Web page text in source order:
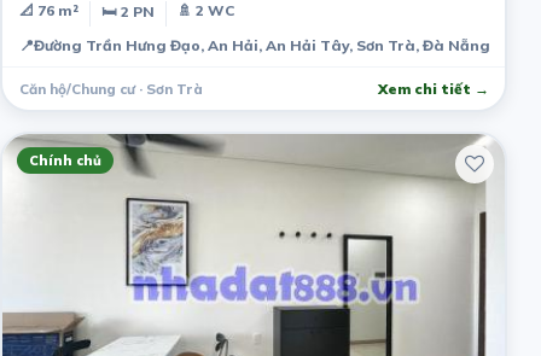
📐 76 m² 🛏 2 PN
🚿 2 WC
📍Đường Trần Hưng Đạo, An Hải, An Hải Tây, Sơn Trà, Đà Nẵng, Việt
Căn hộ/Chung cư · Sơn Trà Xem chi tiết →
Chính chủ